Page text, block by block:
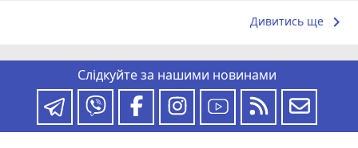
Дивитись ще keyboard_arrow_right
Слідкуйте за нашими новинами